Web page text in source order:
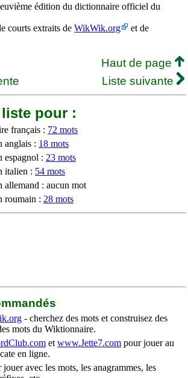
édition du dictionnaire officiel du
courts extraits de WikWik.org
et de
Haut de page
Liste suivante
liste pour :
français : 72 mots
anglais : 18 mots
espagnol : 23 mots
italien : 54 mots
allemand : aucun mot
roumain : 28 mots
- cherchez des mots et construisez des
mots du Wiktionnaire.
et www.Jette7.com pour jouer au
en ligne.
jouer avec les mots, les anagrammes, les